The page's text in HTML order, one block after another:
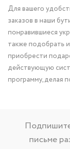
Для вашего
заказов в наши
понравившиеся
также подобрать
приобрести
действующую
программу, делая
письме